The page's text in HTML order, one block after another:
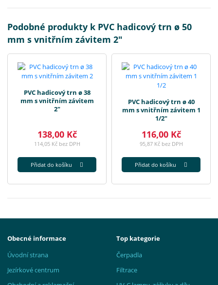
Podobné produkty k PVC hadicový trn ø 50
mm s vnitřním závitem 2"
PVC hadicový trn ø 38
mm s vnitřním závitem
2"
138,00 Kč
114,05 Kč bez DPH
Přidat do košíku
PVC hadicový trn ø 40
mm s vnitřním závitem 1
1/2"
116,00 Kč
95,87 Kč bez DPH
Přidat do košíku
Obecné informace
Úvodní strana
Jezírkové centrum
Top kategorie
Čerpadla
Filtrace